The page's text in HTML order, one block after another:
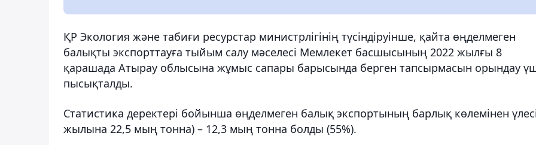
ҚР Экология және табиғи ресурстар министрлігінің түсіндіруінше, қайта өңделмеген
балықты экспорттауға тыйым салу мәселесі Мемлекет басшысының 2022 жылғы 8
қарашада Атырау облысына жұмыс сапары барысында берген тапсырмасын орындау
пысықталды.
Статистика деректері бойынша өңделмеген балық экспортының барлық көлемінен
жылына 22,5 мың тонна) – 12,3 мың тонна болды (55%).